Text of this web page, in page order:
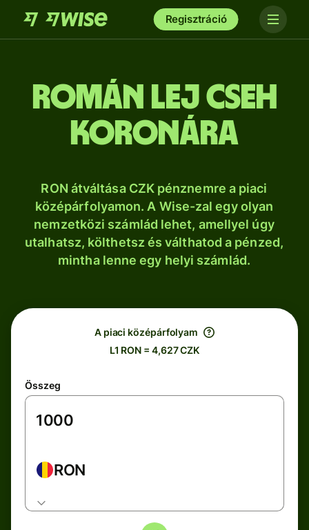
Regisztráció
román lej cseh
koronára
RON átváltása CZK pénznemre a piaci
középárfolyamon. A Wise-zal egy olyan
nemzetközi számlád lehet, amellyel úgy
utalhatsz, költhetsz és válthatod a pénzed,
mintha lenne egy helyi számlád.
A piaci középárfolyam
L1 RON = 4,627 CZK
Összeg
RON